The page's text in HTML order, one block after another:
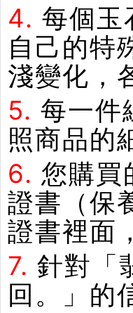
4. 每個玉
自己的特
淺變化，
5. 每一件
照商品的
6. 您購買
證書（保
證書裡面
7. 針對「
回。」的